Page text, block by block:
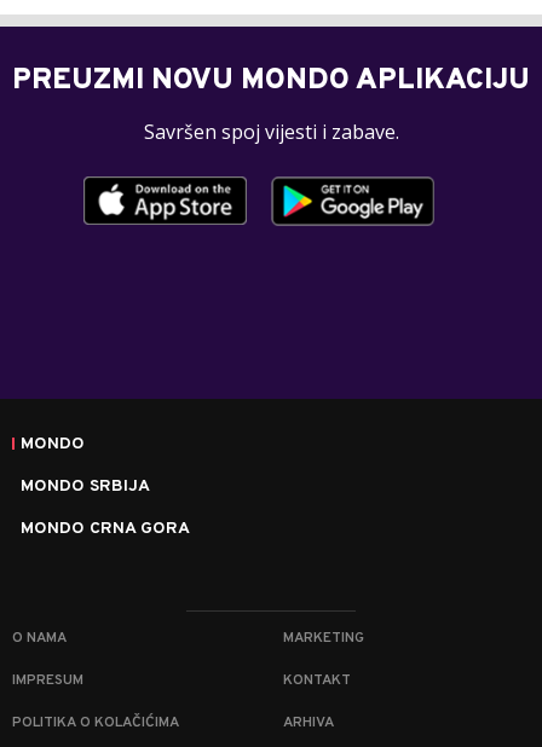
PREUZMI NOVU MONDO APLIKACIJU
Savršen spoj vijesti i zabave.
MONDO
MONDO SRBIJA
MONDO CRNA GORA
O NAMA MARKETING
IMPRESUM KONTAKT
POLITIKA O KOLAČIĆIMA ARHIVA